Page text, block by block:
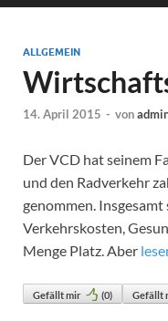
ALLGEMEIN
14. April 2015 - von
Der VCD hat seinem
und den Radverkehr
genommen.
Verkehrskosten,
Menge Platz. Aber
Gefällt mir (0) Gefällt